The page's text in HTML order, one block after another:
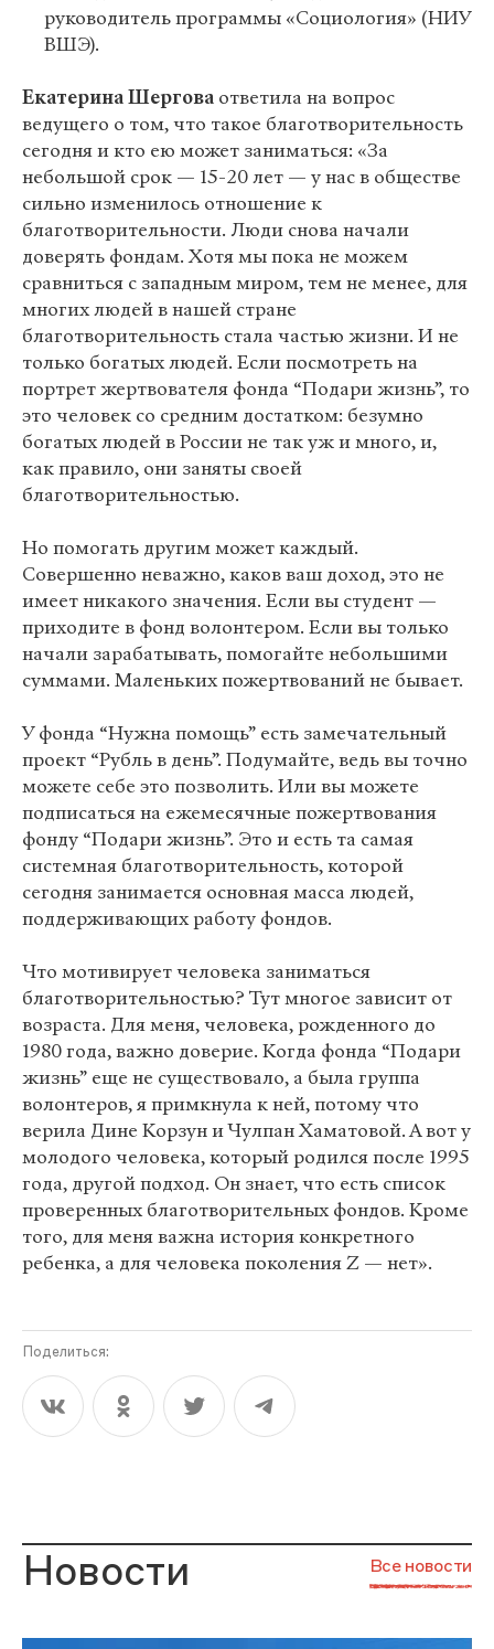
руководитель программы «Социология» (НИУ
ВШЭ).
Екатерина Шергова ответила на вопрос
ведущего о том, что такое благотворительность
сегодня и кто ею может заниматься: «За
небольшой срок — 15-20 лет — у нас в обществе
сильно изменилось отношение к
благотворительности. Люди снова начали
доверять фондам. Хотя мы пока не можем
сравниться с западным миром, тем не менее, для
многих людей в нашей стране
благотворительность стала частью жизни. И не
только богатых людей. Если посмотреть на
портрет жертвователя фонда “Подари жизнь”, то
это человек со средним достатком: безумно
богатых людей в России не так уж и много, и,
как правило, они заняты своей
благотворительностью.
Но помогать другим может каждый.
Совершенно неважно, каков ваш доход, это не
имеет никакого значения. Если вы студент —
приходите в фонд волонтером. Если вы только
начали зарабатывать, помогайте небольшими
суммами. Маленьких пожертвований не бывает.
У фонда “Нужна помощь” есть замечательный
проект “Рубль в день”. Подумайте, ведь вы точно
можете себе это позволить. Или вы можете
подписаться на ежемесячные пожертвования
фонду “Подари жизнь”. Это и есть та самая
системная благотворительность, которой
сегодня занимается основная масса людей,
поддерживающих работу фондов.
Что мотивирует человека заниматься
благотворительностью? Тут многое зависит от
возраста. Для меня, человека, рожденного до
1980 года, важно доверие. Когда фонда “Подари
жизнь” еще не существовало, а была группа
волонтеров, я примкнула к ней, потому что
верила Дине Корзун и Чулпан Хаматовой. А вот у
молодого человека, который родился после 1995
года, другой подход. Он знает, что есть список
проверенных благотворительных фондов. Кроме
того, для меня важна история конкретного
ребенка, а для человека поколения Z — нет».
Поделиться:
Новости Все новости